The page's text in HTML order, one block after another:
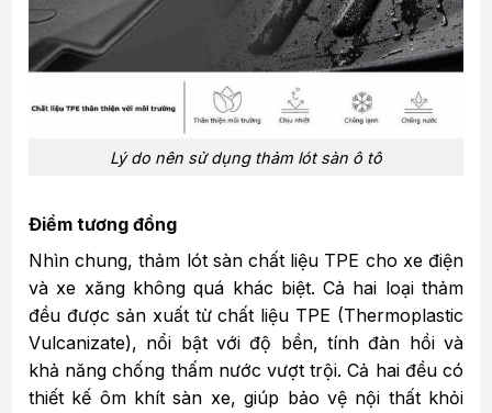
Lý do nên sử dụng thảm lót sàn ô tô
Điểm tương đồng
Nhìn chung, thảm lót sàn chất liệu TPE cho xe điện
và xe xăng không quá khác biệt. Cả hai loại thảm
đều được sản xuất từ chất liệu TPE (Thermoplastic
Vulcanizate), nổi bật với độ bền, tính đàn hồi và
khả năng chống thấm nước vượt trội. Cả hai đều có
thiết kế ôm khít sàn xe, giúp bảo vệ nội thất khỏi